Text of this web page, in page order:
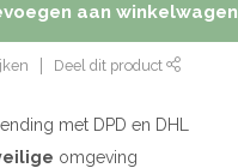
aan winkelwagen
Deel dit product
met DPD en DHL
omgeving